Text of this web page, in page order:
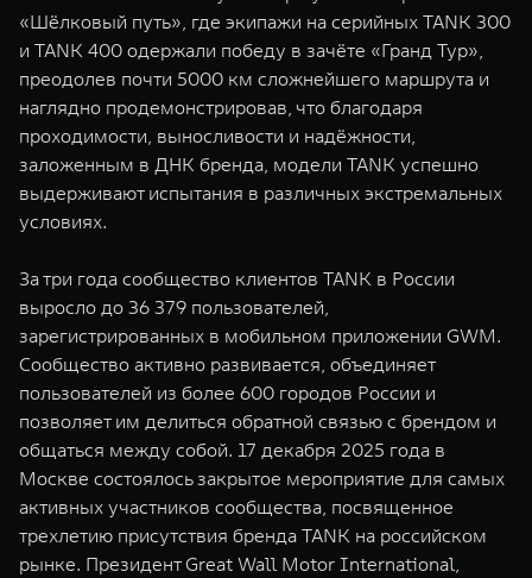
«Шёлковый путь», где экипажи на серийных TANK 300
и TANK 400 одержали победу в зачёте «Гранд Тур»,
преодолев почти 5000 км сложнейшего маршрута и
наглядно продемонстрировав, что благодаря
проходимости, выносливости и надёжности,
заложенным в ДНК бренда, модели TANK успешно
выдерживают испытания в различных экстремальных
условиях.
За три года сообщество клиентов TANK в России
выросло до 36 379 пользователей,
зарегистрированных в мобильном приложении GWM.
Сообщество активно развивается, объединяет
пользователей из более 600 городов России и
позволяет им делиться обратной связью с брендом и
общаться между собой. 17 декабря 2025 года в
Москве состоялось закрытое мероприятие для самых
активных участников сообщества, посвященное
трехлетию присутствия бренда TANK на российском
рынке. Президент Great Wall Motor International,